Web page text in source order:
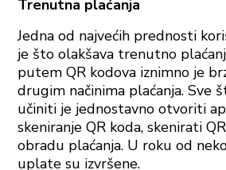
Trenutna plaćanja
Jedna od najvećih prednosti
je što olakšava trenutno
putem QR kodova iznimno je
drugim načinima plaćanja. Sve
učiniti je jednostavno otvoriti
skeniranje QR koda, skenirati
obradu plaćanja. U roku od
uplate su izvršene.